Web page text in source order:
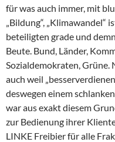
für was auch immer, mit
„Bildung“, „Klimawandel“
beteiligten grade und
Beute. Bund, Länder,
Sozialdemokraten, Grüne.
auch weil
deswegen einem
war aus exakt diesem
zur Bedienung ihrer
LINKE Freibier für alle